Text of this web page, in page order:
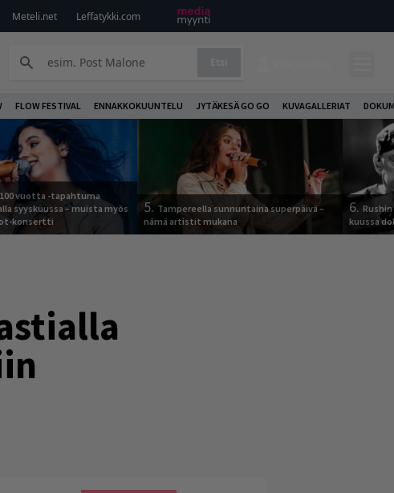
Meteli.net Leffatykki.com
FLOW FESTIVAL ENNAKKOKUUNTELU JYTÄKESÄ GO GO KUVAGALLERIAT
100 vuotta -tapahtuma
syyskuussa – muista myös
konsertti
5. Tampereella sunnuntaina superpäivä –
nämä artistit mukana
6.
kuussa